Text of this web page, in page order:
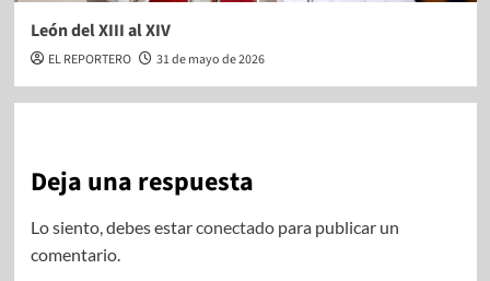
León del XIII al XIV
EL REPORTERO 31 de mayo de 2026
Deja una respuesta
Lo siento, debes estarconectadopara publicar un
comentario.